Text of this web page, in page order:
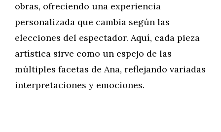
obras, ofreciendo una experiencia
personalizada que cambia según las
elecciones del espectador. Aquí, cada pieza
artística sirve como un espejo de las
múltiples facetas de Ana, reflejando variadas
interpretaciones y emociones.